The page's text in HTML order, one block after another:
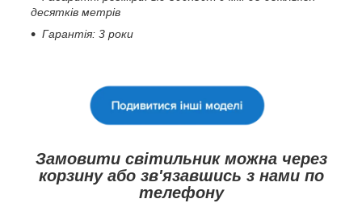
десятків метрів
Гарантія: 3 роки
Замовити світильник можна через
корзину або зв'язавшись з нами по
телефону